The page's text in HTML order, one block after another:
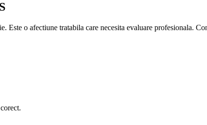
Este o afectiune tratabila care necesita evaluare profesionala.